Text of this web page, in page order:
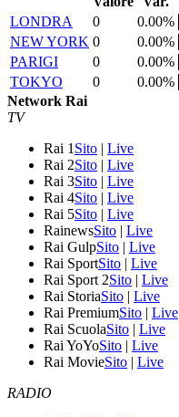
LONDRA
0
0.00%
NEW YORK 0
0.00%
PARIGI
0
0.00%
TOKYO
0
0.00%
Network Rai
TV
Rai 1 Sito | Live
Rai 2Sito | Live
Rai 3Sito | Live
Rai 4Sito | Live
Rai 5Sito | Live
RainewsSito | Live
Rai GulpSito | Live
Rai SportSito | Live
Rai Sport 2Sito | Live
Rai StoriaSito | Live
Rai PremiumSito | Live
Rai ScuolaSito | Live
Rai YoYoSito | Live
Rai MovieSito | Live
RADIO